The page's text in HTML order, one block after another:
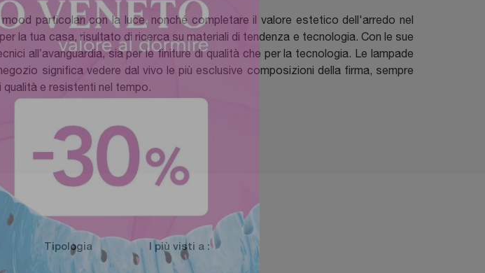
particolari con la luce, nonché completare il valore estetico dell'arredo nel
la tua casa, risultato di ricerca su materiali di tendenza e tecnologia. Con le sue
all’avanguardia, sia per le finiture di qualità che per la tecnologia. Le lampade
significa vedere dal vivo le più esclusive composizioni della firma, sempre
e resistenti nel tempo.
Tipologia I più visti a :